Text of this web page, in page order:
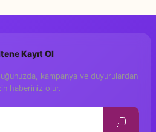
Ayşenur Külerü
23×29,7 cm
Kayıt Ol
kampanya ve duyurulardan
haberiniz olur.